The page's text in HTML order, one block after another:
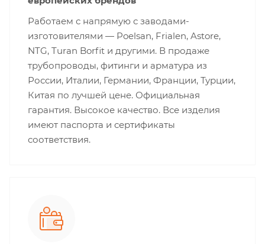
Работаем с напрямую с заводами-
изготовителями — Poelsan, Frialen, Astore,
NTG, Turan Borfit и другими. В продаже
трубопроводы, фитинги и арматура из
России, Италии, Германии, Франции, Турции,
Китая по лучшей цене. Официальная
гарантия. Высокое качество. Все изделия
имеют паспорта и сертификаты
соответствия.